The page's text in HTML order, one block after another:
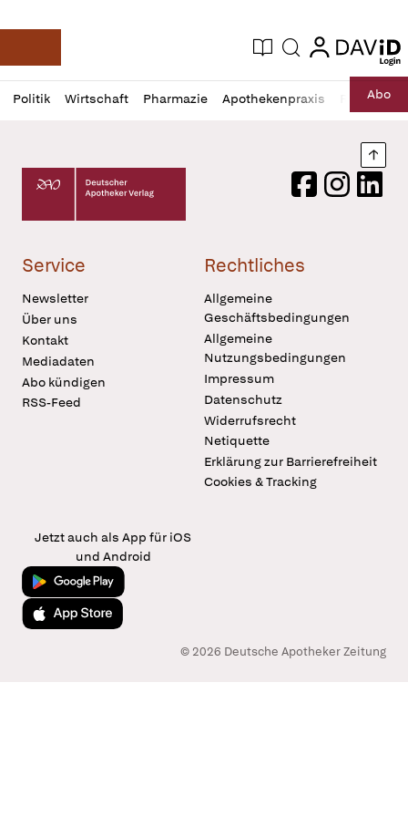
Deutsche Apotheker Zeitung
Aktuelle Ausgabe
Suche login
login
Politik Wirtschaft Pharmazie Apothekenpraxis RechtAbo
Profil
öffnen
Daz
Pur
Deutscher Apotheker Verlag Logo
FacebookInstagram
Service
Newsletter
Über uns
Kontakt
Mediadaten
Abo kündigen
RSS-Feed
Rechtliches
Allgemeine
Geschäftsbedingungen
Allgemeine
Nutzungsbedingungen
Impressum
Datenschutz
Widerrufsrecht
Netiquette
Erklärung zur Barrierefreiheit
Cookies & Tracking
Jetzt auch als App für iOS
und Android
Jetzt bei Google Play
Laden im App Store
© 2026 Deutsche Apotheker Zeitung